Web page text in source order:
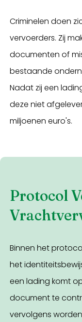
Criminelen doen
vervoerders. Zij
documenten of
bestaande
Nadat zij een
deze niet
miljoenen euro's.
Protocol
Binnen het
het
een lading komt
document te
vervolgens